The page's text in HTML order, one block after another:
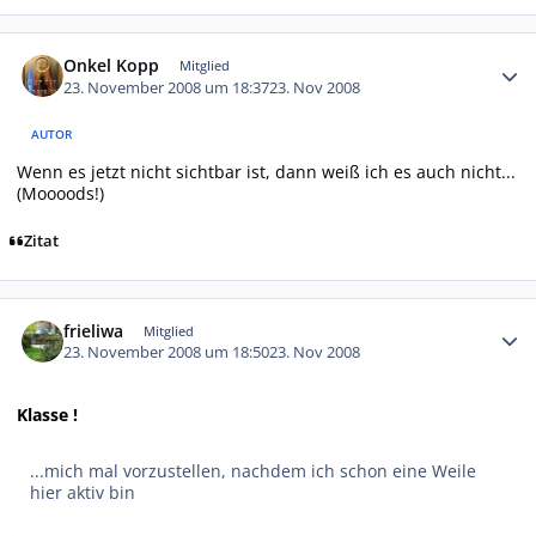
Onkel Kopp Mitglied
23. November 2008 um 18:3723. Nov 2008
AUTOR
Wenn es jetzt nicht sichtbar ist, dann weiß ich es auch nicht...
(Moooods!)
Zitat
frieliwa Mitglied
23. November 2008 um 18:5023. Nov 2008
Klasse !
...mich mal vorzustellen, nachdem ich schon eine Weile
hier aktiv bin